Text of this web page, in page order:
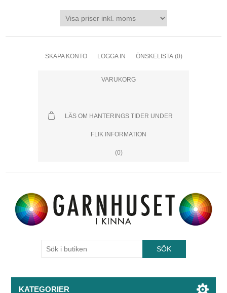
SKAPA KONTO LOGGA IN ÖNSKELISTA (0)
VARUKORG
LÄS OM HANTERINGS TIDER UNDER
FLIK INFORMATION
(0)
KATEGORIER